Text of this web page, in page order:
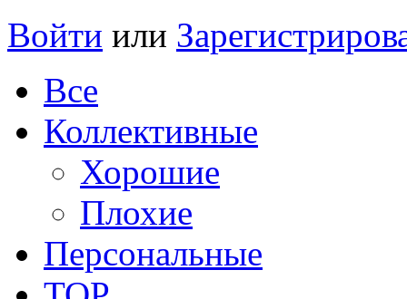
Войти или
Все
Коллективные
Хорошие
Плохие
Персональные